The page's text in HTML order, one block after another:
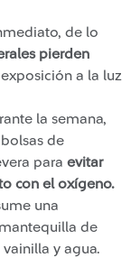
de lo
pierden
a la luz
la semana,
de
para evitar
con el oxígeno.
una
de
vainilla y agua.